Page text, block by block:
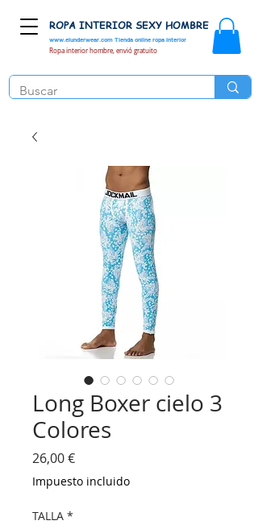
www.elunderwear.com Tienda online ropa interior
ROPA INTERIOR SEXY HOMBRE
Ropa interior hombre, envió gratuito
Long Boxer cielo 3
Colores
26,00 €Precio
Impuesto incluido
TALLA *